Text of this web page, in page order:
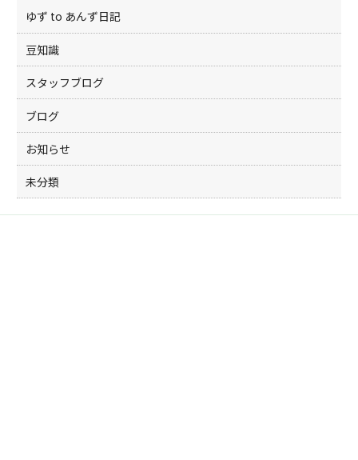
ゆず to あんず日記
豆知識
スタッフブログ
ブログ
お知らせ
未分類